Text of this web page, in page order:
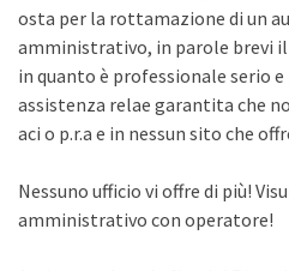
osta per la rottamazione di un
amministrativo, in parole brevi
in quanto è professionale serio
assistenza relae garantita che
aci o p.r.a e in nessun sito che
Nessuno ufficio vi offre di più!
amministrativo con operatore!